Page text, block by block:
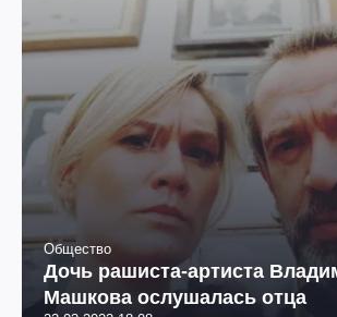
Общество
Дочь рашиста-артиста
Машкова ослушалась отца